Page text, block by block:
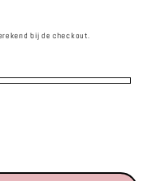
bij de checkout.